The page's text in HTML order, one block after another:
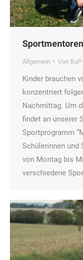
Sportmentoren
Allgemein Von BuP
Kinder brauchen
konzentriert
Nachmittag. Um
findet an unserer
Sportprogramm
Schülerinnen und
von Montag bis
verschiedene